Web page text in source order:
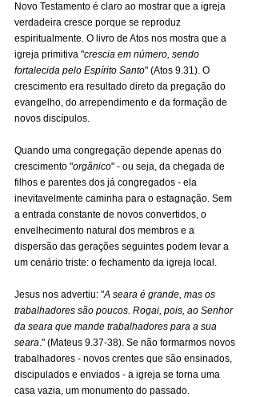
Novo Testamento é claro ao mostrar que a igreja
verdadeira cresce porque se reproduz
espiritualmente. O livro de Atos nos mostra que a
igreja primitiva "crescia em número, sendo
fortalecida pelo Espírito Santo" (Atos 9.31). O
crescimento era resultado direto da pregação do
evangelho, do arrependimento e da formação de
novos discípulos.
Quando uma congregação depende apenas do
crescimento "orgânico" - ou seja, da chegada de
filhos e parentes dos já congregados - ela
inevitavelmente caminha para o estagnação. Sem
a entrada constante de novos convertidos, o
envelhecimento natural dos membros e a
dispersão das gerações seguintes podem levar a
um cenário triste: o fechamento da igreja local.
Jesus nos advertiu: "A seara é grande, mas os
trabalhadores são poucos. Rogai, pois, ao Senhor
da seara que mande trabalhadores para a sua
seara." (Mateus 9.37-38). Se não formarmos novos
trabalhadores - novos crentes que são ensinados,
discipulados e enviados - a igreja se torna uma
casa vazia, um monumento do passado.